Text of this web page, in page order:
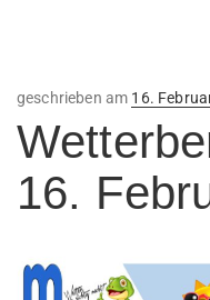
geschrieben am 16.
16.